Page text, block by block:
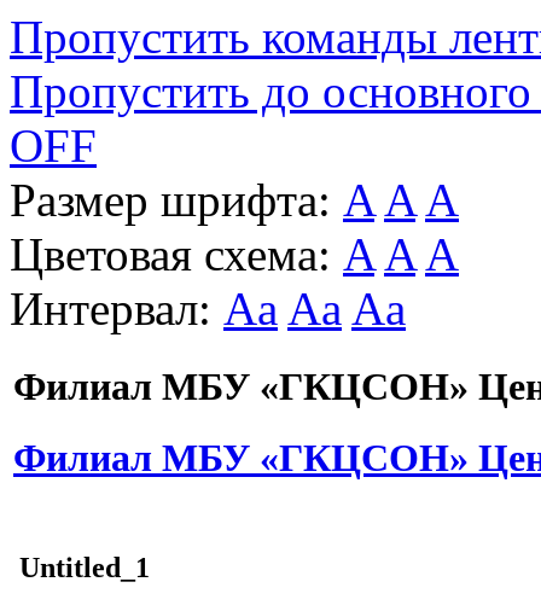
Пропустить команды
Пропустить до основного
OFF
Размер шрифта: A A A
Цветовая схема: A A A
Интервал: Aa Aa Aa
Филиал МБУ «ГКЦСОН»
Филиал МБУ «ГКЦСОН»
Untitled_1